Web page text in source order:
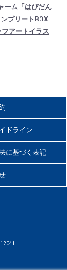
ーム「はぴだん
プリートBOX
アートイラス
ドライン
に基づく表記